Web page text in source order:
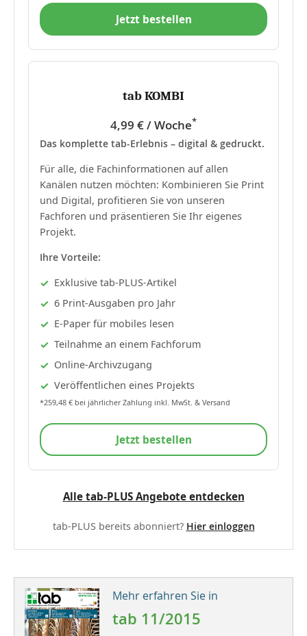
Jetzt bestellen
tab KOMBI
4,99 € / Woche*
Das komplette tab-Erlebnis – digital & gedruckt.
Für alle, die Fachinformationen auf allen
Kanälen nutzen möchten: Kombinieren Sie Print
und Digital, profitieren Sie von unseren
Fachforen und präsentieren Sie Ihr eigenes
Projekt.
Ihre Vorteile:
Exklusive tab-PLUS-Artikel
6 Print-Ausgaben pro Jahr
E-Paper für mobiles lesen
Teilnahme an einem Fachforum
Online-Archivzugang
Veröffentlichen eines Projekts
*259,48 € bei jährlicher Zahlung inkl. MwSt. & Versand
Jetzt bestellen
Alle tab-PLUS Angebote entdecken
tab-PLUS bereits abonniert? Hier einloggen
Mehr erfahren Sie in
tab 11/2015